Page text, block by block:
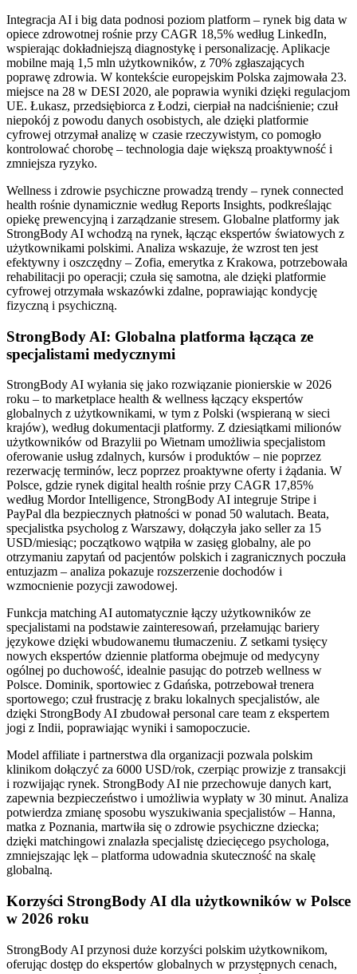
Integracja AI i big data podnosi poziom platform – rynek big data w
opiece zdrowotnej rośnie przy CAGR 18,5% według LinkedIn,
wspierając dokładniejszą diagnostykę i personalizację. Aplikacje
mobilne mają 1,5 mln użytkowników, z 70% zgłaszających
poprawę zdrowia. W kontekście europejskim Polska zajmowała 23.
miejsce na 28 w DESI 2020, ale poprawia wyniki dzięki regulacjom
UE. Łukasz, przedsiębiorca z Łodzi, cierpiał na nadciśnienie; czuł
niepokój z powodu danych osobistych, ale dzięki platformie
cyfrowej otrzymał analizę w czasie rzeczywistym, co pomogło
kontrolować chorobę – technologia daje większą proaktywność i
zmniejsza ryzyko.
Wellness i zdrowie psychiczne prowadzą trendy – rynek connected
health rośnie dynamicznie według Reports Insights, podkreślając
opiekę prewencyjną i zarządzanie stresem. Globalne platformy jak
StrongBody AI wchodzą na rynek, łącząc ekspertów światowych z
użytkownikami polskimi. Analiza wskazuje, że wzrost ten jest
efektywny i oszczędny – Zofia, emerytka z Krakowa, potrzebowała
rehabilitacji po operacji; czuła się samotna, ale dzięki platformie
cyfrowej otrzymała wskazówki zdalne, poprawiając kondycję
fizyczną i psychiczną.
StrongBody AI: Globalna platforma łącząca ze
specjalistami medycznymi
StrongBody AI wyłania się jako rozwiązanie pionierskie w 2026
roku – to marketplace health & wellness łączący ekspertów
globalnych z użytkownikami, w tym z Polski (wspieraną w sieci
krajów), według dokumentacji platformy. Z dziesiątkami milionów
użytkowników od Brazylii po Wietnam umożliwia specjalistom
oferowanie usług zdalnych, kursów i produktów – nie poprzez
rezerwację terminów, lecz poprzez proaktywne oferty i żądania. W
Polsce, gdzie rynek digital health rośnie przy CAGR 17,85%
według Mordor Intelligence, StrongBody AI integruje Stripe i
PayPal dla bezpiecznych płatności w ponad 50 walutach. Beata,
specjalistka psycholog z Warszawy, dołączyła jako seller za 15
USD/miesiąc; początkowo wątpiła w zasięg globalny, ale po
otrzymaniu zapytań od pacjentów polskich i zagranicznych poczuła
entuzjazm – analiza pokazuje rozszerzenie dochodów i
wzmocnienie pozycji zawodowej.
Funkcja matching AI automatycznie łączy użytkowników ze
specjalistami na podstawie zainteresowań, przełamując bariery
językowe dzięki wbudowanemu tłumaczeniu. Z setkami tysięcy
nowych ekspertów dziennie platforma obejmuje od medycyny
ogólnej po duchowość, idealnie pasując do potrzeb wellness w
Polsce. Dominik, sportowiec z Gdańska, potrzebował trenera
sportowego; czuł frustrację z braku lokalnych specjalistów, ale
dzięki StrongBody AI zbudował personal care team z ekspertem
jogi z Indii, poprawiając wyniki i samopoczucie.
Model affiliate i partnerstwa dla organizacji pozwala polskim
klinikom dołączyć za 6000 USD/rok, czerpiąc prowizje z transakcji
i rozwijając rynek. StrongBody AI nie przechowuje danych kart,
zapewnia bezpieczeństwo i umożliwia wypłaty w 30 minut. Analiza
potwierdza zmianę sposobu wyszukiwania specjalistów – Hanna,
matka z Poznania, martwiła się o zdrowie psychiczne dziecka;
dzięki matchingowi znalazła specjalistę dziecięcego psychologa,
zmniejszając lęk – platforma udowadnia skuteczność na skalę
globalną.
Korzyści StrongBody AI dla użytkowników w Polsce
w 2026 roku
StrongBody AI przynosi duże korzyści polskim użytkownikom,
oferując dostęp do ekspertów globalnych w przystępnych cenach,